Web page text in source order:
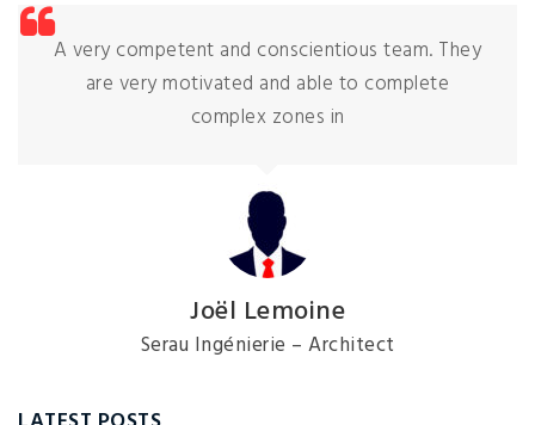
A very competent and conscientious team. They
are very motivated and able to complete
complex zones in
Joël Lemoine
Serau Ingénierie – Architect